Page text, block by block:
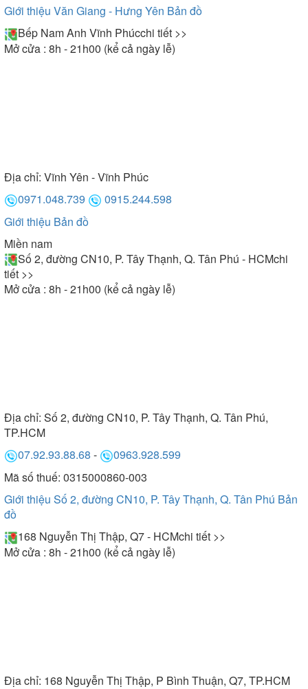
Giới thiệu Văn Giang - Hưng Yên Bản đồ
Bếp Nam Anh Vĩnh Phúcchi tiết >>
Mở cửa : 8h - 21h00 (kể cả ngày lễ)
Địa chỉ: Vĩnh Yên - Vĩnh Phúc
0971.048.739
0915.244.598
Giới thiệu Bản đồ
Miền nam
Số 2, đường CN10, P. Tây Thạnh, Q. Tân Phú - HCMchi
tiết >>
Mở cửa : 8h - 21h00 (kể cả ngày lễ)
Địa chỉ: Số 2, đường CN10, P. Tây Thạnh, Q. Tân Phú,
TP.HCM
07.92.93.88.68 -
0963.928.599
Mã số thuế: 0315000860-003
Giới thiệu Số 2, đường CN10, P. Tây Thạnh, Q. Tân Phú Bản
đồ
168 Nguyễn Thị Thập, Q7 - HCMchi tiết >>
Mở cửa : 8h - 21h00 (kể cả ngày lễ)
Địa chỉ: 168 Nguyễn Thị Thập, P Bình Thuận, Q7, TP.HCM